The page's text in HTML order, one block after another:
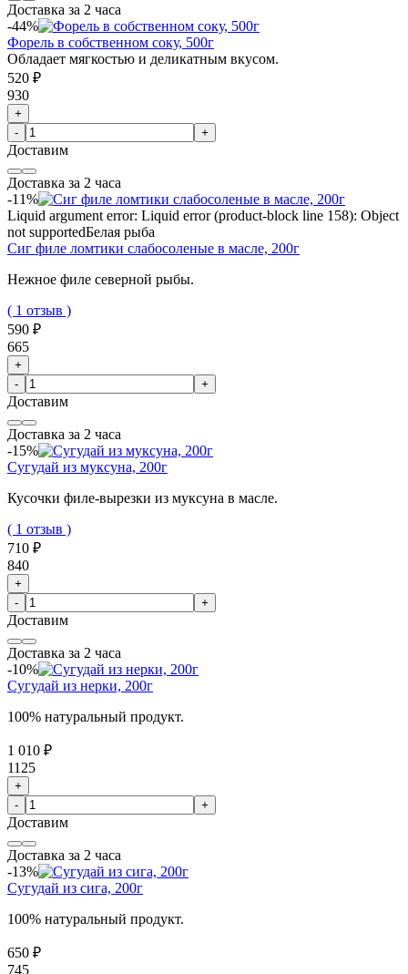
Доставка за 2 часа
-44%
Форель в собственном соку, 500г
Обладает мягкостью и деликатным вкусом.
520 ₽
930
+
-
+
Доставим
Доставка за 2 часа
-11%
Liquid argument error: Liquid error (product-block line 158): Object
not supportedБелая рыба
Сиг филе ломтики слабосоленые в масле, 200г
Нежное филе северной рыбы.
( 1 отзыв )
590 ₽
665
+
-
+
Доставим
Доставка за 2 часа
-15%
Сугудай из муксуна, 200г
Кусочки филе-вырезки из муксуна в масле.
( 1 отзыв )
710 ₽
840
+
-
+
Доставим
Доставка за 2 часа
-10%
Сугудай из нерки, 200г
100% натуральный продукт.
1 010 ₽
1125
+
-
+
Доставим
Доставка за 2 часа
-13%
Сугудай из сига, 200г
100% натуральный продукт.
650 ₽
745